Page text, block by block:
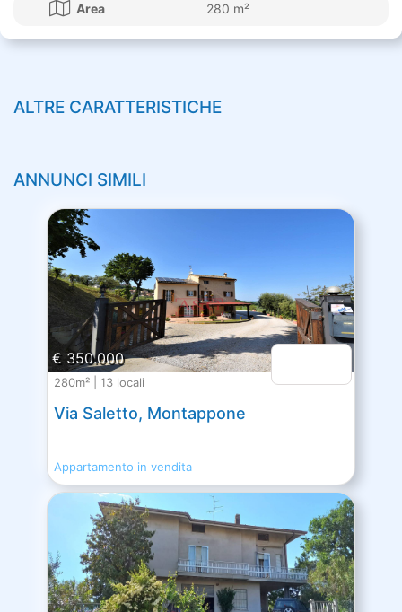
Area 280 m²
ALTRE CARATTERISTICHE
ANNUNCI SIMILI
€ 350.000
280m² | 13 locali
Via Saletto, Montappone
Appartamento in vendita